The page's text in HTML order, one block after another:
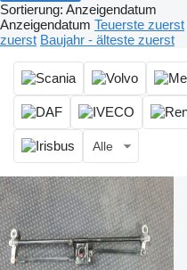
Sortierung: Anzeigendatum
Anzeigendatum Teuerste zuerst
zuerst Baujahr - älteste zuerst
Alle